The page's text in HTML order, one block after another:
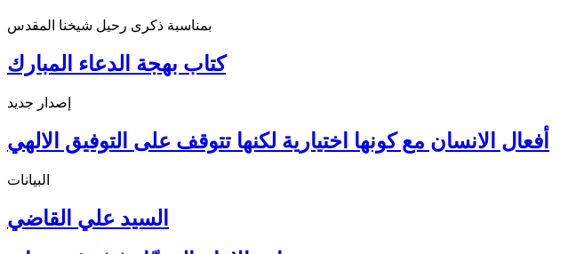
بمناسبة ذكرى رحيل شيخنا المقدس
كتاب بهجة الدعاء المبارك
إصدار جديد
أفعال الانسان مع كونها اختيارية لكنها تتوقف على التوفيق الالهي
البيانات
السيد علي القاضي